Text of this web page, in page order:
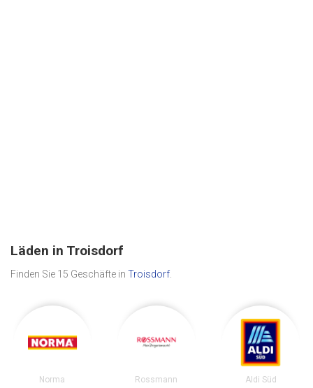
Läden in Troisdorf
Finden Sie 15 Geschäfte in Troisdorf
Norma Rossmann Aldi Süd